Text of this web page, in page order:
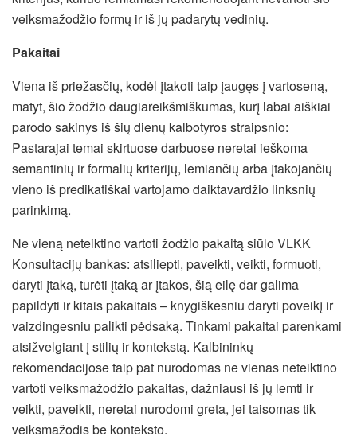
veiksmažodžio formų ir iš jų padarytų vedinių.
Pakaitai
Viena iš priežasčių, kodėl įtakoti taip įaugęs į vartoseną,
matyt, šio žodžio daugiareikšmiškumas, kurį labai aiškiai
parodo sakinys iš šių dienų kalbotyros straipsnio:
Pastarajai temai skirtuose darbuose neretai ieškoma
semantinių ir formalių kriterijų, lemiančių arba įtakojančių
vieno iš predikatiškai vartojamo daiktavardžio linksnių
parinkimą.
Ne vieną neteiktino vartoti žodžio pakaitą siūlo VLKK
Konsultacijų bankas: atsiliepti, paveikti, veikti, formuoti,
daryti įtaką, turėti įtaką ar įtakos, šią eilę dar galima
papildyti ir kitais pakaitais – knygiškesniu daryti poveikį ir
vaizdingesniu palikti pėdsaką. Tinkami pakaitai parenkami
atsižvelgiant į stilių ir kontekstą. Kalbininkų
rekomendacijose taip pat nurodomas ne vienas neteiktino
vartoti veiksmažodžio pakaitas, dažniausi iš jų lemti ir
veikti, paveikti, neretai nurodomi greta, jei taisomas tik
veiksmažodis be konteksto.